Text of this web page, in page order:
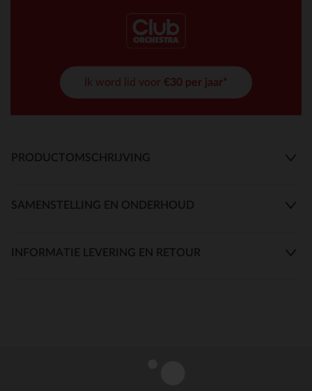
Ik word lid voor €30 per jaar*
PRODUCTOMSCHRIJVING
SAMENSTELLING EN ONDERHOUD
INFORMATIE LEVERING EN RETOUR